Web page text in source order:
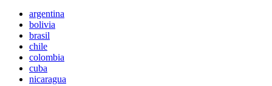
argentina
bolivia
brasil
chile
colombia
cuba
nicaragua